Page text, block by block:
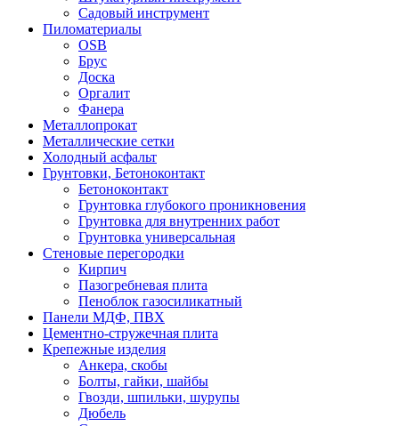
Садовый инструмент
Пиломатериалы
OSB
Брус
Доска
Оргалит
Фанера
Металлопрокат
Металлические сетки
Холодный асфальт
Грунтовки, Бетоноконтакт
Бетоноконтакт
Грунтовка глубокого проникновения
Грунтовка для внутренних работ
Грунтовка универсальная
Стеновые перегородки
Кирпич
Пазогребневая плита
Пеноблок газосиликатный
Панели МДФ, ПВХ
Цементно-стружечная плита
Крепежные изделия
Анкера, скобы
Болты, гайки, шайбы
Гвозди, шпильки, шурупы
Дюбель